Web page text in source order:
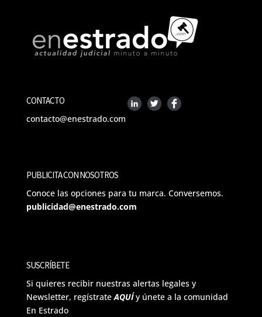
CONTACTO
contacto@enestrado.com
PUBLICITA CON NOSOTROS
Conoce las opciones para tu marca. Conversemos.
publicidad@enestrado.com
SUSCRÍBETE
Si quieres recibir nuestras alertas legales y
Newsletter, regístrateAQUÍ y únete a la comunidad
En Estrado